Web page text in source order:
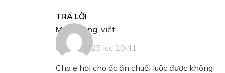
TRẢ LỜI
Minh Trung viết:
08/07/2025 lúc 20:41
Cho e hỏi cho ốc ăn chuối luộc được không